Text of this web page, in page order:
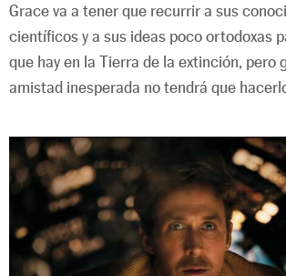
Grace va a tener que recurrir a sus
científicos y a sus ideas poco ortodoxas
que hay en la Tierra de la extinción, pero
amistad inesperada no tendrá que